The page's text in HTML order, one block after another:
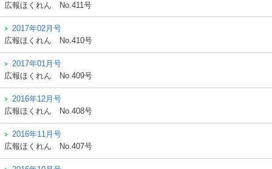
広報ほくれん
No.411号
2017年02月号
広報ほくれん
No.410号
2017年01月号
広報ほくれん
No.409号
2016年12月号
広報ほくれん
No.408号
2016年11月号
広報ほくれん
No.407号